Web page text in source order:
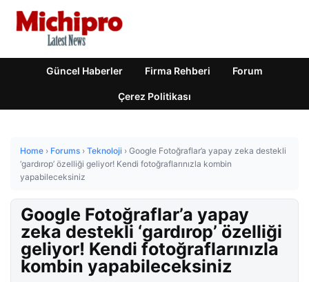
Güncel Haberler Firma Rehberi Forum
Çerez Politikası
Home › Forums › Teknoloji › Google Fotoğraflar’a yapay zeka destekli
‘gardırop’ özelliği geliyor! Kendi fotoğraflarınızla kombin
yapabileceksiniz
Google Fotoğraflar’a yapay
zeka destekli ‘gardırop’ özelliği
geliyor! Kendi fotoğraflarınızla
kombin yapabileceksiniz